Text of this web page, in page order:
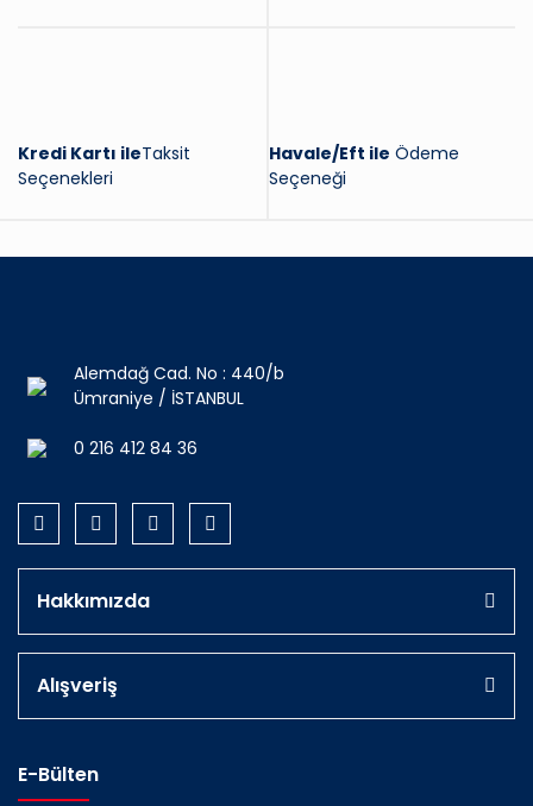
Kredi Kartı ileTaksit
Seçenekleri
Havale/Eft ile Ödeme
Seçeneği
Alemdağ Cad. No : 440/b
Ümraniye / İSTANBUL
0 216 412 84 36
Hakkımızda
Alışveriş
E-Bülten